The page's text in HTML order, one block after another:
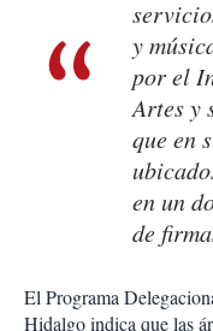
y
por el
Artes y
que en
en un
de
El Programa
Hidalgo indica que las